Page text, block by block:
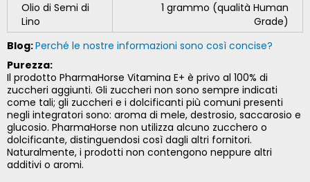
Olio di Semi di
Lino
1 grammo (qualità Human
Grade)
Blog:Perché le nostre informazioni sono così concise?
Purezza:
Il prodotto PharmaHorse Vitamina E+ è privo al 100% di
zuccheri aggiunti. Gli zuccheri non sono sempre indicati
come tali; gli zuccheri e i dolcificanti più comuni presenti
negli integratori sono: aroma di mele, destrosio, saccarosio e
glucosio. PharmaHorse non utilizza alcuno zucchero o
dolcificante, distinguendosi così dagli altri fornitori.
Naturalmente, i prodotti non contengono neppure altri
additivi o aromi.